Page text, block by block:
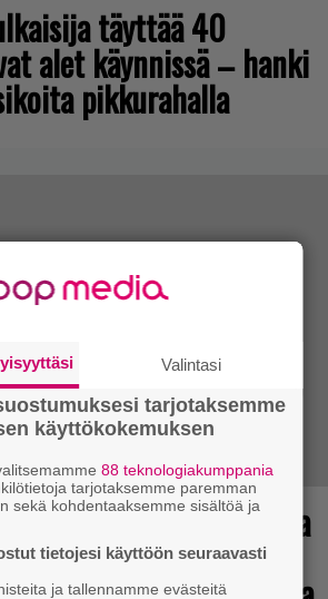
täyttää 40
alet käynnissä – hanki
pikkurahalla
Evil -uusioversiosta
menestys – jo yli
Valintasi
tarjotaksemme
käyttökokemuksen
88 teknologiakumppania
tarjotaksemme paremman
sekä kohdentaaksemme sisältöä ja
tietojesi käyttöön seuraavasti
ja tallennamme evästeitä